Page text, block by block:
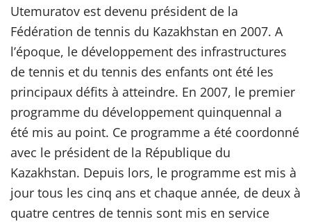
Utemuratov est devenu président de la
Fédération de tennis du Kazakhstan en 2007. A
l’époque, le développement des infrastructures
de tennis et du tennis des enfants ont été les
principaux défits à atteindre. En 2007, le premier
programme du développement quinquennal a
été mis au point. Ce programme a été coordonné
avec le président de la République du
Kazakhstan. Depuis lors, le programme est mis à
jour tous les cinq ans et chaque année, de deux à
quatre centres de tennis sont mis en service